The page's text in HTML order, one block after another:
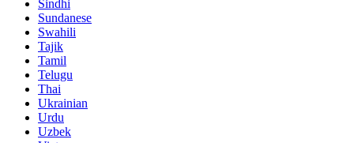
Sindhi
Sundanese
Swahili
Tajik
Tamil
Telugu
Thai
Ukrainian
Urdu
Uzbek